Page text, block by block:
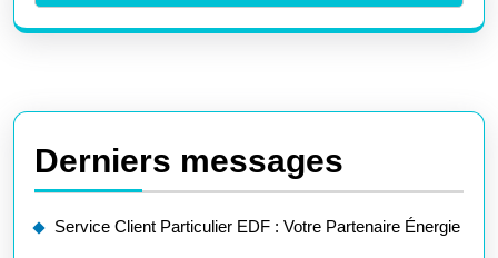
Derniers messages
Service Client Particulier EDF : Votre Partenaire Énergie